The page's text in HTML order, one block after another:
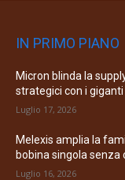
IN PRIMO PIANO
Micron blinda la
strategici con i
Luglio 17, 2026
Melexis amplia la
bobina singola senza
Luglio 16, 2026